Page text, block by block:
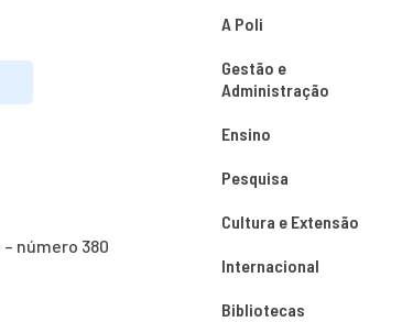
número 380
A Poli
Gestão e
Administração
Ensino
Pesquisa
Cultura e Extensão
Internacional
Bibliotecas